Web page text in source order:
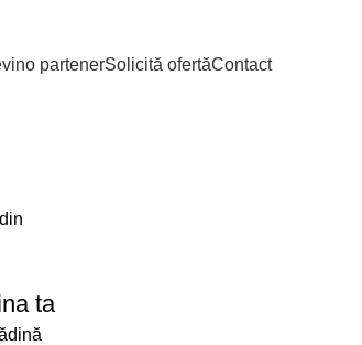
partenerSolicită ofertăContact
ta